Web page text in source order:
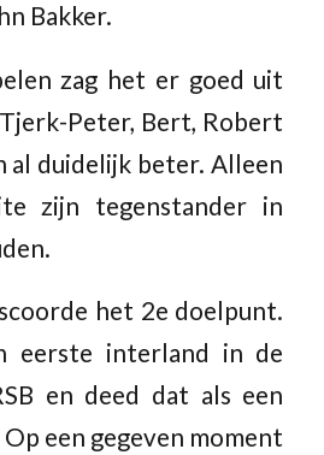
Bakker.
zag het er goed uit
Peter, Bert, Robert
al duidelijk beter. Alleen
zijn tegenstander in
scoorde het 2e doelpunt.
eerste interland in de
en deed dat als een
een gegeven moment